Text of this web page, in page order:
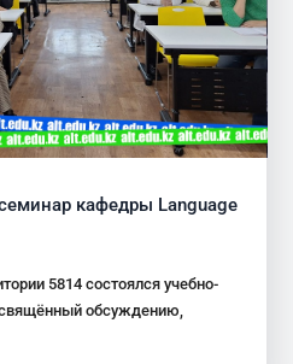
кафедры Language
5814 состоялся учебно-
обсуждению,